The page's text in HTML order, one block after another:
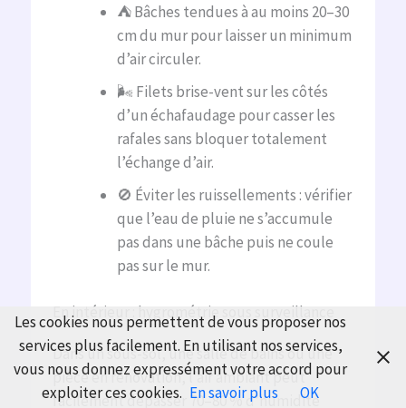
⛺ Bâches tendues à au moins 20–30
cm du mur pour laisser un minimum
d’air circuler.
🌬️ Filets brise-vent sur les côtés
d’un échafaudage pour casser les
rafales sans bloquer totalement
l’échange d’air.
🚫 Éviter les ruissellements : vérifier
que l’eau de pluie ne s’accumule
pas dans une bâche puis ne coule
pas sur le mur.
En intérieur : hygrométrie sous surveillance
Dans un sous-sol, une salle de bains ou une
pièce en rénovation, l’air ambiant peut
facilement dépasser 70–80 % d’humidité
Les cookies nous permettent de vous proposer nos
services plus facilement. En utilisant nos services,
vous nous donnez expressément votre accord pour
exploiter ces cookies. En savoir plus OK